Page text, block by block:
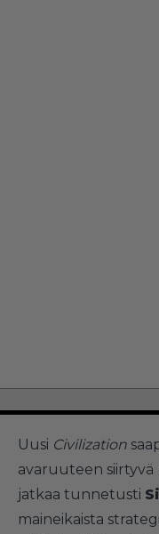
Uusi Civilization
avaruuteen siirtyvä
jatkaa tunnetusti
maineikaista